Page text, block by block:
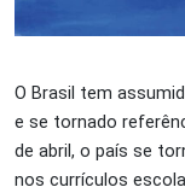
O Brasil tem
e se tornado
de abril, o país se
nos currículos